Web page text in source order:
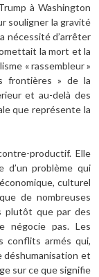
à Washington
souligner la gravité
nécessité d’arrêter
la mort et la
« rassembleur »
frontières » de la
et au-delà des
que représente la
productif. Elle
d’un problème qui
culturel
de nombreuses
plutôt que par des
négocie pas. Les
conflits armés qui,
déshumanisation et
sur ce que signifie